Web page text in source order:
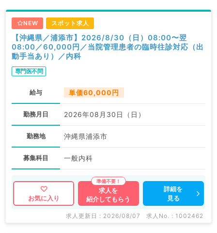
NEW スポット求人
【沖縄県／浦添市】2026/8/30（日）08:00〜翌
08:00／60,000円／当院管理患者の臨時往診対応（出
動手当あり）／内科
専門医不問
給与 単価60,000円
勤務月日 2026年08月30日（日）
勤務地 沖縄県浦添市
募集科目 一般内科
お気に入り
求人を
紹介してもらう
詳細を
見る
求人更新日 : 2026/08/07 求人No. : 1002462